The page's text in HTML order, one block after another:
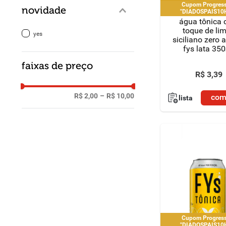
novidade
yes
faixas de preço
R$ 2,00 – R$ 10,00
Cupom
"DIADOSPAIS30HNK" |
pedido por
água tônica
toque de
siciliano zero
fys lata
R$ 3,39
lista
Cupom